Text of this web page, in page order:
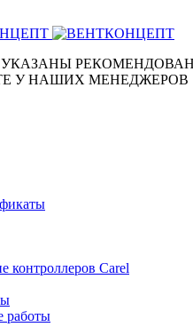
У НАШИХ МЕНЕДЖЕРОВ
контроллеров Carel
работы